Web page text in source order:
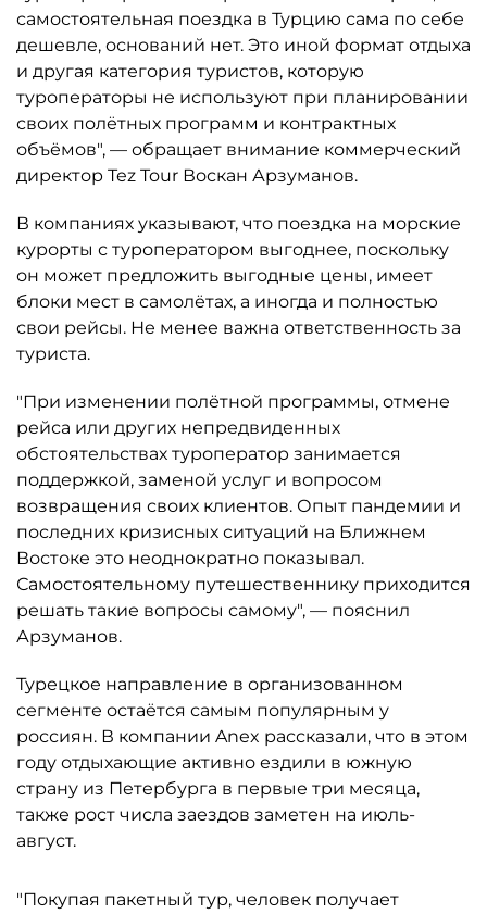
самостоятельная поездка в Турцию сама по себе
дешевле, оснований нет. Это иной формат отдыха
и другая категория туристов, которую
туроператоры не используют при планировании
своих полётных программ и контрактных
объёмов", — обращает внимание коммерческий
директор Tez Tour Воскан Арзуманов.
В компаниях указывают, что поездка на морские
курорты с туроператором выгоднее, поскольку
он может предложить выгодные цены, имеет
блоки мест в самолётах, а иногда и полностью
свои рейсы. Не менее важна ответственность за
туриста.
"При изменении полётной программы, отмене
рейса или других непредвиденных
обстоятельствах туроператор занимается
поддержкой, заменой услуг и вопросом
возвращения своих клиентов. Опыт пандемии и
последних кризисных ситуаций на Ближнем
Востоке это неоднократно показывал.
Самостоятельному путешественнику приходится
решать такие вопросы самому", — пояснил
Арзуманов.
Турецкое направление в организованном
сегменте остаётся самым популярным у
россиян. В компании Anex рассказали, что в этом
году отдыхающие активно ездили в южную
страну из Петербурга в первые три месяца,
также рост числа заездов заметен на июль-
август.
"Покупая пакетный тур, человек получает